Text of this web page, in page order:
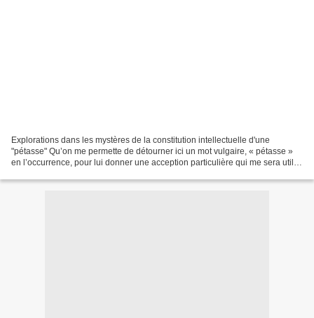
Explorations dans les mystères de la constitution intellectuelle d'une
"pétasse" Qu’on me permette de détourner ici un mot vulgaire, « pétasse »
en l’occurrence, pour lui donner une acception particulière qui me sera utile